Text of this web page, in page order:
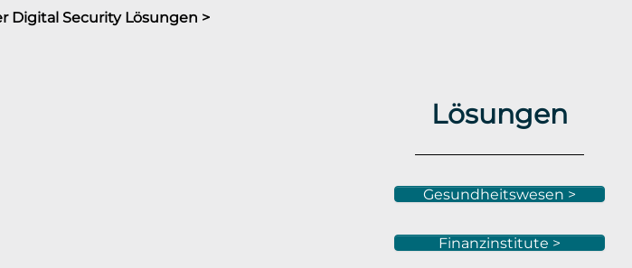
Digital Security Lösungen >
Lösungen
Gesundheitswesen >
Finanzinstitute >